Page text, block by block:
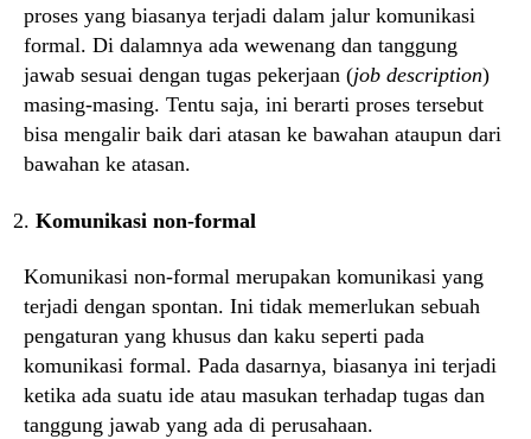
proses yang biasanya terjadi dalam jalur komunikasi
formal. Di dalamnya ada wewenang dan tanggung
jawab sesuai dengan tugas pekerjaan (job description)
masing-masing. Tentu saja, ini berarti proses tersebut
bisa mengalir baik dari atasan ke bawahan ataupun dari
bawahan ke atasan.
Komunikasi non-formal
Komunikasi non-formal merupakan komunikasi yang
terjadi dengan spontan. Ini tidak memerlukan sebuah
pengaturan yang khusus dan kaku seperti pada
komunikasi formal. Pada dasarnya, biasanya ini terjadi
ketika ada suatu ide atau masukan terhadap tugas dan
tanggung jawab yang ada di perusahaan.